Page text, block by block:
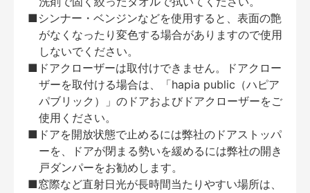
■シンナー・ベンジンなどを使用すると、表面の艶
がなくなったり変色する場合がありますので使用
しないでください。
■ドアクローザーは取付けできません。ドアクロー
ザーを取付ける場合は、「hapia public（ハピア
パブリック）」のドアおよびドアクローザーをご
使用ください。
■ドアを開放状態で止めるには弊社のドアストッパ
ーを、ドアが閉まる勢いを緩めるには弊社の開き
戸ダンパーをお勧めします。
■窓際など直射日光が長時間当たりやすい場所は、